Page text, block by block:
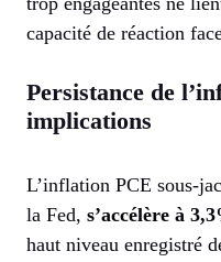
capacité de réaction
Persistance de
implications
L’inflation PCE sous-
la Fed, s’accélère à
haut niveau enregistré